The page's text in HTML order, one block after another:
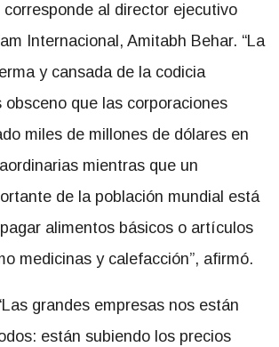
al director ejecutivo
Internacional, Amitabh Behar. “La
y cansada de la codicia
obsceno que las corporaciones
miles de millones de dólares en
mientras que un
de la población mundial está
alimentos básicos o artículos
medicinas y calefacción”, afirmó.
grandes empresas nos están
están subiendo los precios